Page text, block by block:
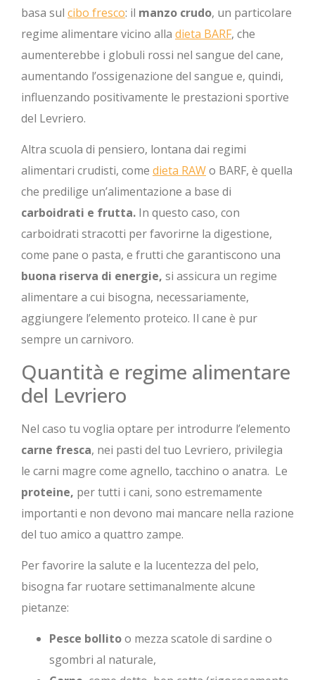
basa sul cibo fresco: il manzo crudo, un particolare
regime alimentare vicino alla dieta BARF, che
aumenterebbe i globuli rossi nel sangue del cane,
aumentando l’ossigenazione del sangue e, quindi,
influenzando positivamente le prestazioni sportive
del Levriero.
Altra scuola di pensiero, lontana dai regimi
alimentari crudisti, come dieta RAWo BARF, è quella
che predilige un’alimentazione a base di
carboidrati e frutta. In questo caso, con
carboidrati stracotti per favorirne la digestione,
come pane o pasta, e frutti che garantiscono una
buona riserva di energie, si assicura un regime
alimentare a cui bisogna, necessariamente,
aggiungere l’elemento proteico. Il cane è pur
sempre un carnivoro.
Quantità e regime alimentare
del Levriero
Nel caso tu voglia optare per introdurre l’elemento
carne fresca, nei pasti del tuo Levriero, privilegia
le carni magre come agnello, tacchino o anatra. Le
proteine, per tutti i cani, sono estremamente
importanti e non devono mai mancare nella razione
del tuo amico a quattro zampe.
Per favorire la salute e la lucentezza del pelo,
bisogna far ruotare settimanalmente alcune
pietanze:
Pesce bollitoo mezza scatole di sardine o
sgombri al naturale,